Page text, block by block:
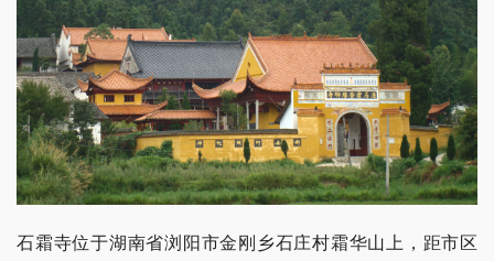
石霜寺位于湖南省浏阳市金刚乡石庄村霜华山上，距市区